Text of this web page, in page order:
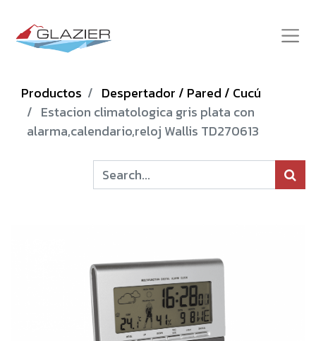
Productos
Despertador / Pared / Cucú
Estacion climatologica gris plata con
alarma,calendario,reloj Wallis TD270613